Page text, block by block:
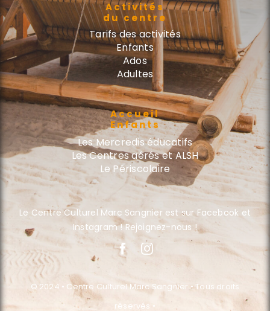
Activités
du centre
Tarifs des activités
Enfants
Ados
Adultes
Accueil
Enfants
Les Mercredis éducatifs
Les Centres aérés et ALSH
Le Périscolaire
Le Centre Culturel Marc Sangnier est sur Facebook et
Instagram ! Rejoignez-nous !
© 2024 • Centre Culturel Marc Sangnier • Tous droits
réservés •